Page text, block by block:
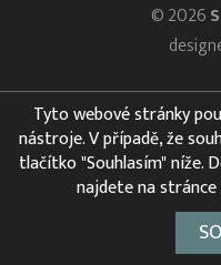
© 2026
Tyto webové stránky
nástroje. V případě, že
tlačítko "Souhlasím" níže.
najdete na stránce